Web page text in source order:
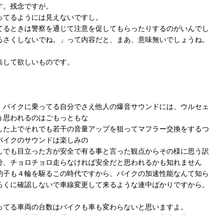
残念ですが。
るようには見えないですし。
ときは警察を通じて注意を促してもらったりするのがいんでし
くしないでね。」って内容だと、まあ、意味無いでしょうね。
て欲しいものです。
イクに乗ってる自分でさえ他人の爆音サウンドには、ウルセェ
われるのはごもっともな
上でそれでも若干の音量アップを狙ってマフラー交換をするつ
クのサウンドは楽しみの
も目立った方が安全で有る事と言った観点からその様に思う訳
チョロチョロ走らなければ安全だと思われるかも知れません
も４輪を駆るこの時代ですから、バイクの加速性能なんて知ら
に確認しないで車線変更して来るような連中ばかりですから。
る車両の台数はバイクも車も変わらないと思いますよ。